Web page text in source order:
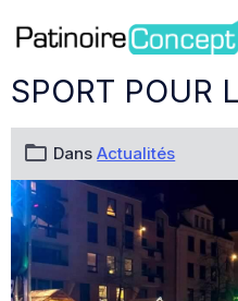
SPORT POUR
DansActualités